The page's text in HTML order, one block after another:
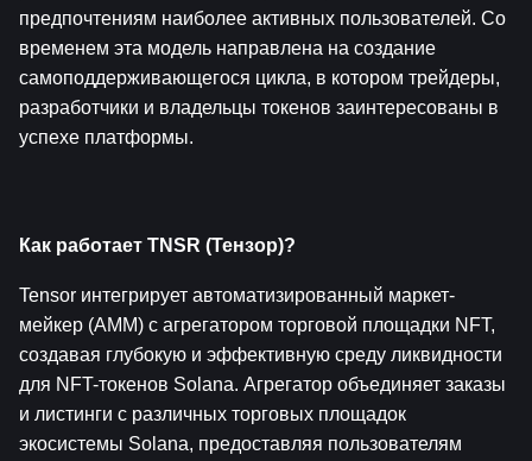
предпочтениям наиболее активных пользователей. Со
временем эта модель направлена ​​на создание
самоподдерживающегося цикла, в котором трейдеры,
разработчики и владельцы токенов заинтересованы в
успехе платформы.
Как работает TNSR (Тензор)?
Tensor интегрирует автоматизированный маркет-
мейкер (AMM) с агрегатором торговой площадки NFT,
создавая глубокую и эффективную среду ликвидности
для NFT-токенов Solana. Агрегатор объединяет заказы
и листинги с различных торговых площадок
экосистемы Solana, предоставляя пользователям